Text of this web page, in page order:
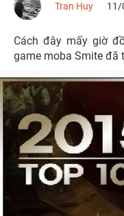
Tran Huy 11/
Cách đây mấy giờ
game moba Smite đã